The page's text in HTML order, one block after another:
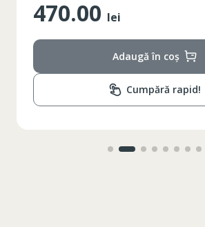
470.00 lei
Adaugă în coș
Cumpără rapid!